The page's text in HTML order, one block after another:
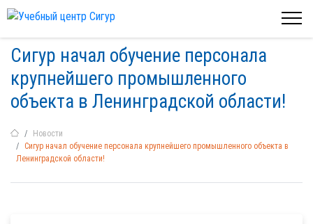
Сигур начал обучение персонала
крупнейшего промышленного
объекта в Ленинградской области!
Новости
Сигур начал обучение персонала крупнейшего промышленного объекта в
Ленинградской области!